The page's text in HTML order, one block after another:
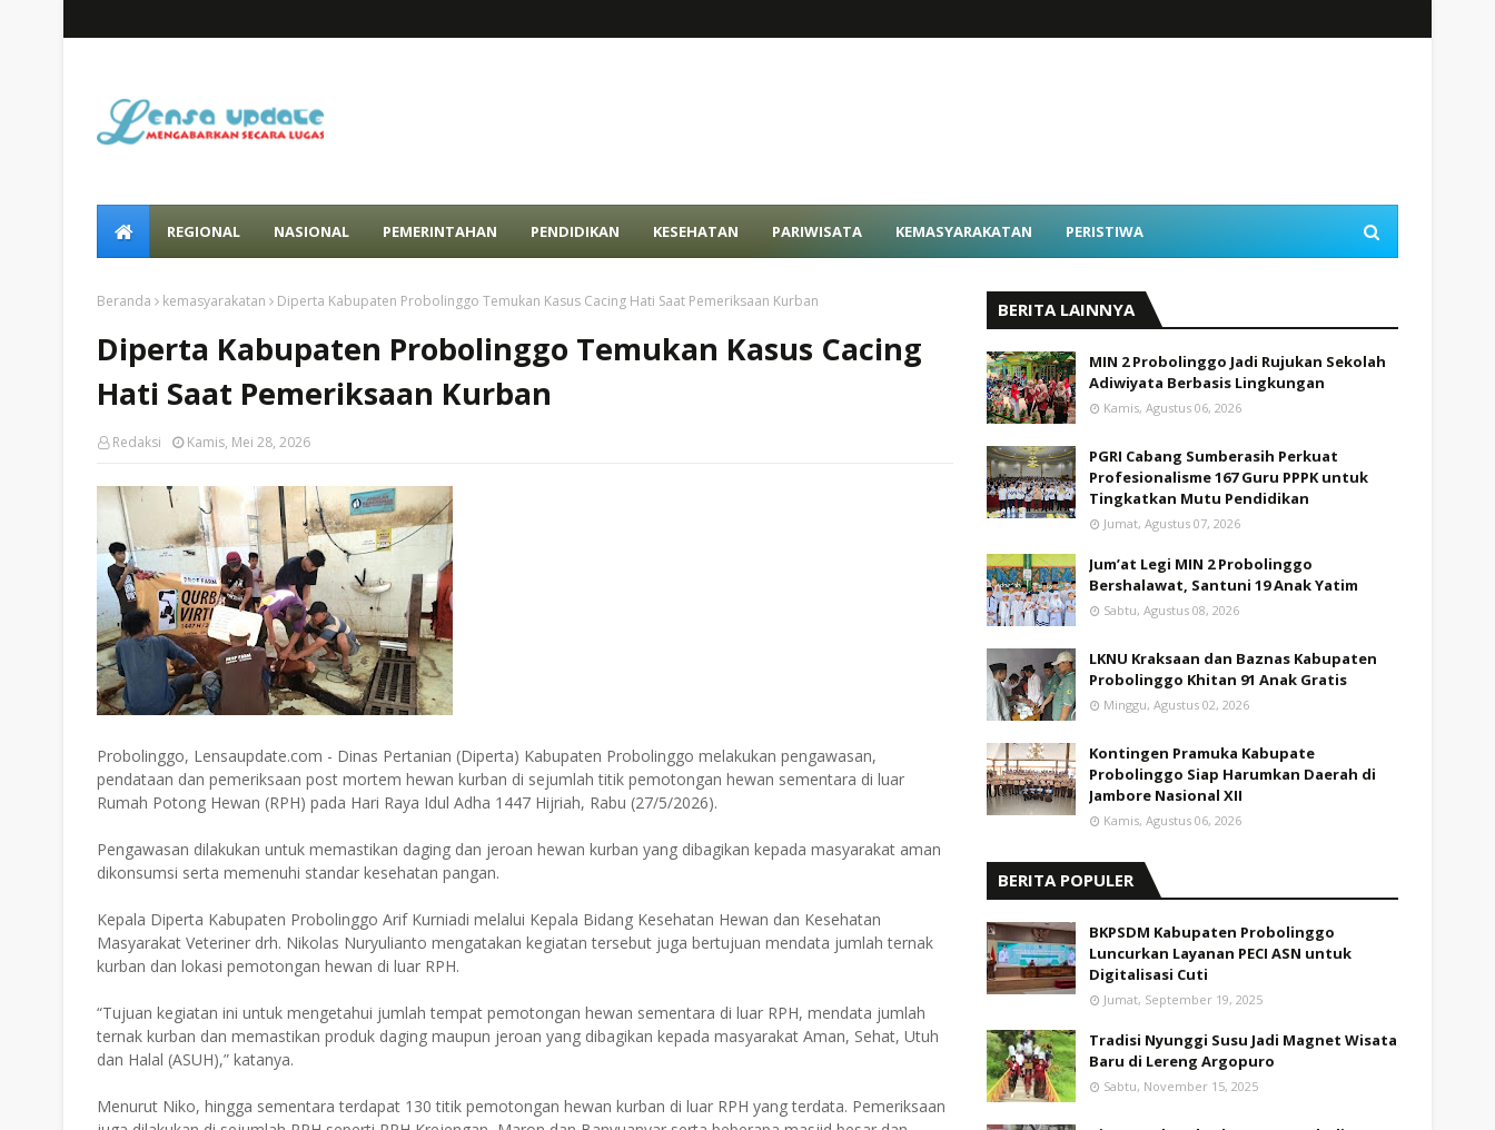
REGIONAL NASIONAL PEMERINTAHAN PENDIDIKAN KESEHATAN PARIWISATA KEMASYARAKATAN PERISTIWA
Beranda kemasyarakatan Diperta Kabupaten Probolinggo Temukan Kasus Cacing Hati Saat Pemeriksaan Kurban
Diperta Kabupaten Probolinggo Temukan Kasus Cacing
Hati Saat Pemeriksaan Kurban
Redaksi Kamis, Mei 28, 2026
Probolinggo, Lensaupdate.com - Dinas Pertanian (Diperta) Kabupaten Probolinggo melakukan pengawasan,
pendataan dan pemeriksaan post mortem hewan kurban di sejumlah titik pemotongan hewan sementara di luar
Rumah Potong Hewan (RPH) pada Hari Raya Idul Adha 1447 Hijriah, Rabu (27/5/2026).
Pengawasan dilakukan untuk memastikan daging dan jeroan hewan kurban yang dibagikan kepada masyarakat aman
dikonsumsi serta memenuhi standar kesehatan pangan.
Kepala Diperta Kabupaten Probolinggo Arif Kurniadi melalui Kepala Bidang Kesehatan Hewan dan Kesehatan
Masyarakat Veteriner drh. Nikolas Nuryulianto mengatakan kegiatan tersebut juga bertujuan mendata jumlah ternak
kurban dan lokasi pemotongan hewan di luar RPH.
“Tujuan kegiatan ini untuk mengetahui jumlah tempat pemotongan hewan sementara di luar RPH, mendata jumlah
ternak kurban dan memastikan produk daging maupun jeroan yang dibagikan kepada masyarakat Aman, Sehat, Utuh
dan Halal (ASUH),” katanya.
Menurut Niko, hingga sementara terdapat 130 titik pemotongan hewan kurban di luar RPH yang terdata. Pemeriksaan
BERITA LAINNYA
MIN 2 Probolinggo Jadi Rujukan Sekolah
Adiwiyata Berbasis Lingkungan
Kamis, Agustus 06, 2026
PGRI Cabang Sumberasih Perkuat
Profesionalisme 167 Guru PPPK untuk
Tingkatkan Mutu Pendidikan
Jumat, Agustus 07, 2026
Jum’at Legi MIN 2 Probolinggo
Bershalawat, Santuni 19 Anak Yatim
Sabtu, Agustus 08, 2026
LKNU Kraksaan dan Baznas Kabupaten
Probolinggo Khitan 91 Anak Gratis
Minggu, Agustus 02, 2026
Kontingen Pramuka Kabupate
Probolinggo Siap Harumkan Daerah di
Jambore Nasional XII
Kamis, Agustus 06, 2026
BERITA POPULER
BKPSDM Kabupaten Probolinggo
Luncurkan Layanan PECI ASN untuk
Digitalisasi Cuti
Jumat, September 19, 2025
Tradisi Nyunggi Susu Jadi Magnet Wisata
Baru di Lereng Argopuro
Sabtu, November 15, 2025